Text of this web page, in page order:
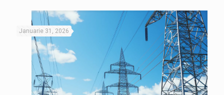
Januarie 31, 2026